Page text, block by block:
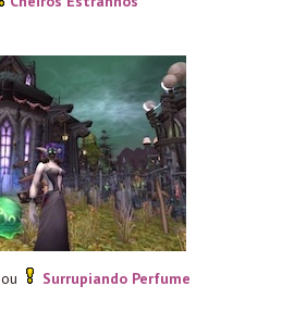
ou Surrupiando Perfume